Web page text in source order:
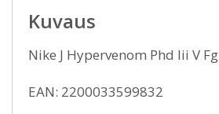
Kuvaus
Nike J Hypervenom Phd Iii V Fg
EAN: 2200033599832